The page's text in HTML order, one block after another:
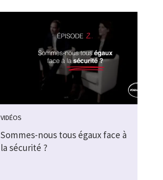
VIDÉOS
Sommes-nous tous égaux face à
la sécurité ?